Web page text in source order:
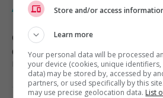
Associe reception et
Golden, BC
Construction, production et
manutention
Store and/or access
Learn more
Your personal data will be processed
your device (cookies, unique
data) may be stored by, accessed by
partners, or used specifically by this
may use precise geolocation data. List